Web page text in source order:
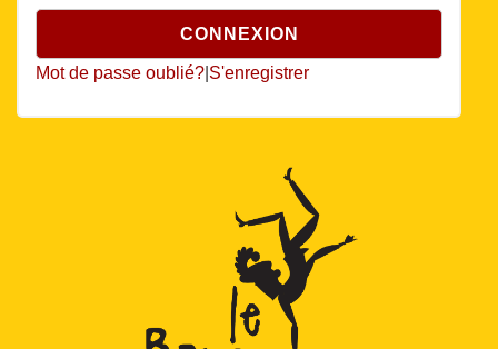
Mot de passe oublié? S'enregistrer